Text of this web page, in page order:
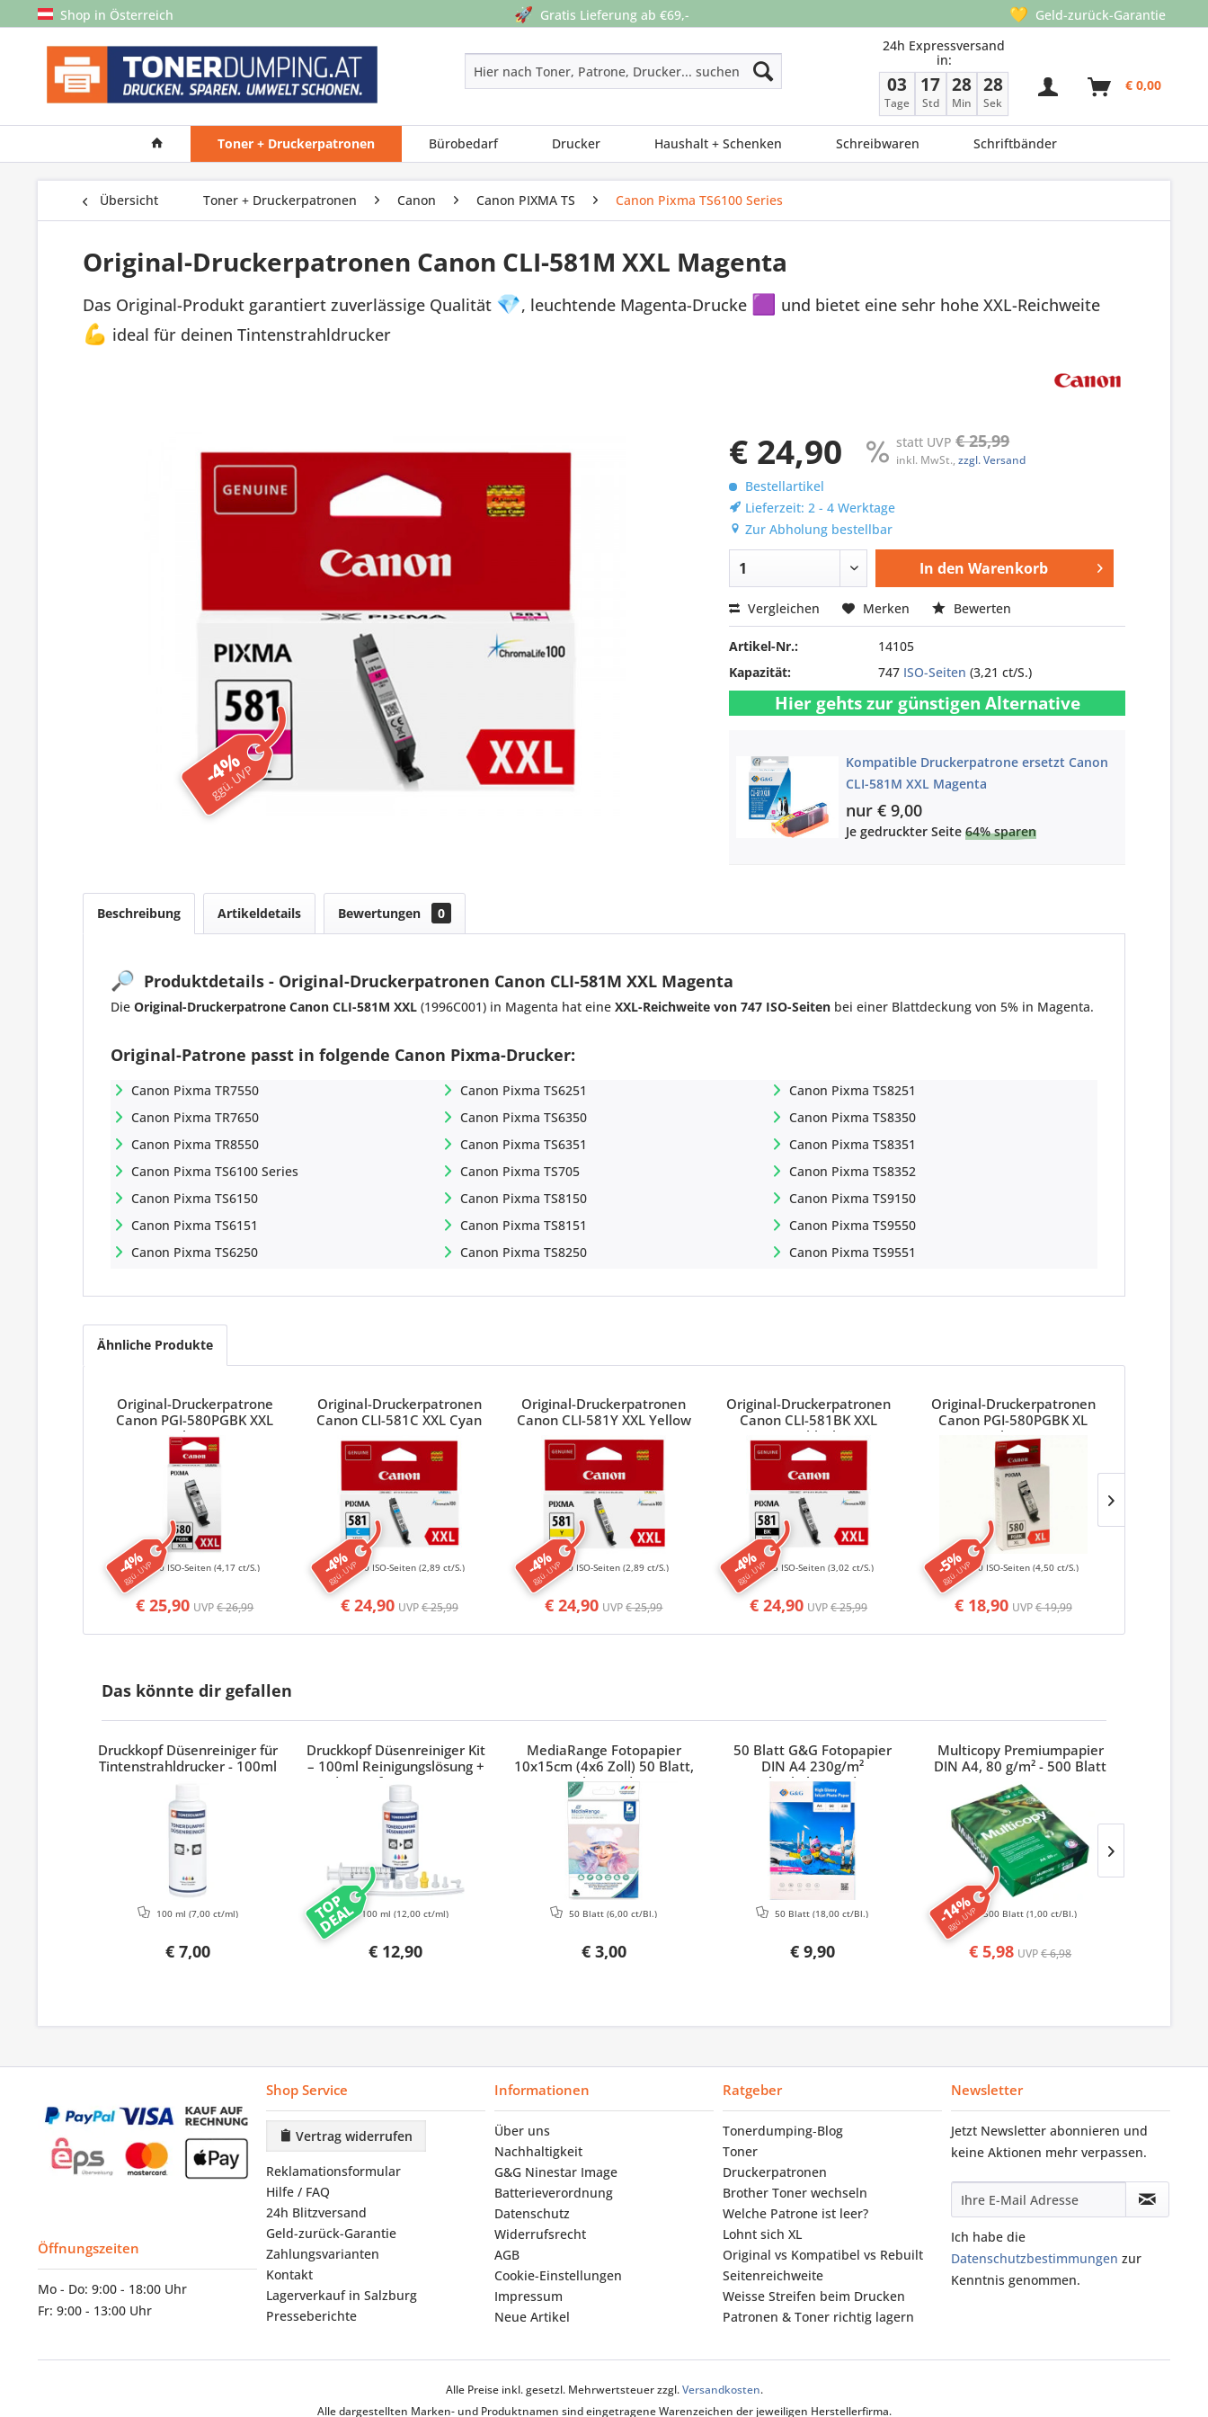
Shop in Österreich 🚀 Gratis Lieferung ab €69,- 💛 Geld-zurück-Garantie
24h Expressversand
in:
03
Tage
17
Std
28
Min
27
Sek
€ 0,00
Toner + Druckerpatronen Bürobedarf Drucker Haushalt + Schenken Schreibwaren Schriftbänder
Übersicht Toner + Druckerpatronen Canon Canon PIXMA TS Canon Pixma TS6100 Series
Original-Druckerpatronen Canon CLI-581M XXL Magenta
Das Original-Produkt garantiert zuverlässige Qualität 💎, leuchtende Magenta-Drucke 🟪
und bietet eine sehr hohe XXL-Reichweite
💪 ideal für deinen Tintenstrahldrucker
-4%
ggü. UVP
€ 24,90 statt UVP€ 25,99
inkl. MwSt.,zzgl. Versand
Bestellartikel
Lieferzeit: 2 - 4 Werktage
Zur Abholung bestellbar
In den Warenkorb
Vergleichen Merken Bewerten
Artikel-Nr.:
14105
Kapazität:
747 ISO-Seiten (3,21 ct/S.)
Hier gehts zur günstigen Alternative
Kompatible Druckerpatrone ersetzt Canon
CLI-581M XXL Magenta
nur € 9,00
Je gedruckter Seite64% sparen
Beschreibung Artikeldetails Bewertungen 0
🔎 Produktdetails - Original-Druckerpatronen Canon CLI-581M XXL Magenta
Die Original-Druckerpatrone Canon CLI-581M XXL (1996C001) in Magenta hat eine XXL-Reichweite von 747 ISO-Seiten bei einer Blattdeckung von 5% in Magenta.
Original-Patrone passt in folgende Canon Pixma-Drucker:
Canon Pixma TR7550
Canon Pixma TR7650
Canon Pixma TR8550
Canon Pixma TS6100 Series
Canon Pixma TS6150
Canon Pixma TS6151
Canon Pixma TS6250
Canon Pixma TS6251
Canon Pixma TS6350
Canon Pixma TS6351
Canon Pixma TS705
Canon Pixma TS8150
Canon Pixma TS8151
Canon Pixma TS8250
Canon Pixma TS8251
Canon Pixma TS8350
Canon Pixma TS8351
Canon Pixma TS8352
Canon Pixma TS9150
Canon Pixma TS9550
Canon Pixma TS9551
Ähnliche Produkte
-4%
ggü. UVP
Original-Druckerpatrone
Canon PGI-580PGBK XXL
Schwarz
€ 25,90 UVP€ 26,99
600 ISO-Seiten(4,17 ct/S.) -4%
ggü. UVP
Original-Druckerpatronen
Canon CLI-581C XXL Cyan
€ 24,90 UVP€ 25,99
830 ISO-Seiten (2,89 ct/S.) -4%
ggü. UVP
Original-Druckerpatronen
Canon CLI-581Y XXL Yellow
€ 24,90 UVP€ 25,99
830 ISO-Seiten(2,89 ct/S.) -4%
ggü. UVP
Original-Druckerpatronen
Canon CLI-581BK XXL
Fotoblack
€ 24,90 UVP€ 25,99
795 ISO-Seiten(3,02 ct/S.) -5%
ggü. UVP
Original-Druckerpatronen
Canon PGI-580PGBK XL
Schwarz
€ 18,90 UVP€ 19,99
400 ISO-Seiten (4,50 ct/S.)
Das könnte dir gefallen
Druckkopf Düsenreiniger für
Tintenstrahldrucker - 100ml
€ 7,00
100 ml (7,00 ct/ml) TOP
DEAL
Druckkopf Düsenreiniger Kit
– 100ml Reinigungslösung +
Adapter für Canon, HP,
Epson & Brother
€ 12,90
100 ml(12,00 ct/ml)
MediaRange Fotopapier
10x15cm (4x6 Zoll) 50 Blatt,
glänzend
€ 3,00
50 Blatt(6,00 ct/Bl.)
50 Blatt G&G Fotopapier
DIN A4 230g/m²
hochglänzend
€ 9,90
50 Blatt(18,00 ct/Bl.) -14%
ggü. UVP
Multicopy Premiumpapier
DIN A4, 80 g/m² - 500 Blatt
€ 5,98 UVP€ 6,98
500 Blatt (1,00 ct/Bl.)
Öffnungszeiten
Mo - Do: 9:00 - 18:00 Uhr
Fr: 9:00 - 13:00 Uhr
Shop Service
Vertrag widerrufen
Reklamationsformular
Hilfe / FAQ
24h Blitzversand
Geld-zurück-Garantie
Zahlungsvarianten
Kontakt
Lagerverkauf in Salzburg
Presseberichte
Informationen
Über uns
Nachhaltigkeit
G&G Ninestar Image
Batterieverordnung
Datenschutz
Widerrufsrecht
AGB
Cookie-Einstellungen
Impressum
Neue Artikel
Ratgeber
Tonerdumping‑Blog
Toner
Druckerpatronen
Brother Toner wechseln
Welche Patrone ist leer?
Lohnt sich XL
Original vs Kompatibel vs Rebuilt
Seitenreichweite
Weisse Streifen beim Drucken
Patronen & Toner richtig lagern
Newsletter
Jetzt Newsletter abonnieren und
keine Aktionen mehr verpassen.
Ich habe die
Datenschutzbestimmungen zur
Kenntnis genommen.
Alle Preise inkl. gesetzl. Mehrwertsteuer zzgl.Versandkosten.
Alle dargestellten Marken- und Produktnamen sind eingetragene Warenzeichen der jeweiligen Herstellerfirma.